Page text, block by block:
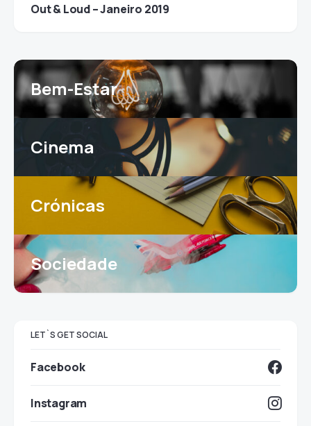
Out & Loud – Janeiro 2019
Bem-Estar
Cinema
Crónicas
Sociedade
LET`S GET SOCIAL
Facebook
Instagram